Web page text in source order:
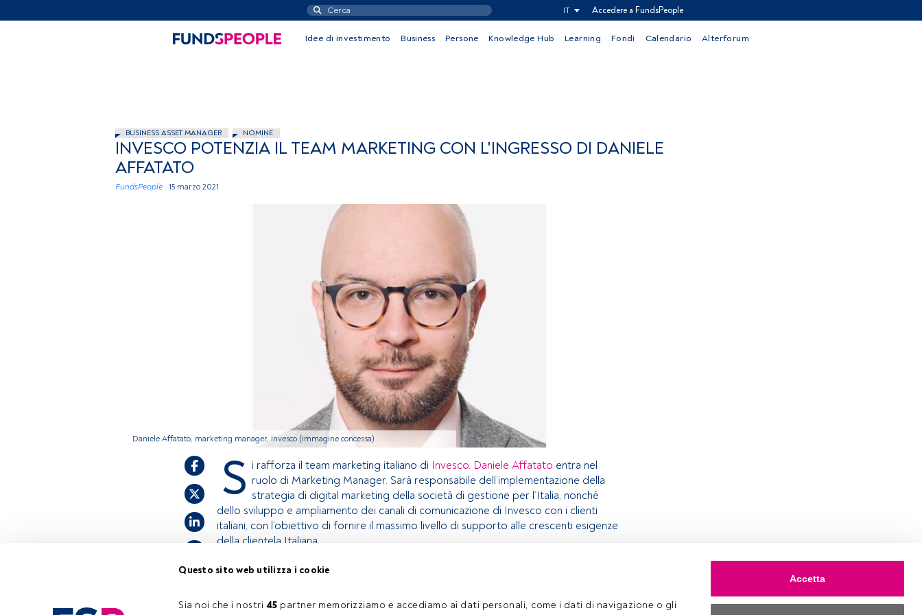
Questo sito web utilizza i cookie
Sia noi che i nostri 45 partner memorizziamo e accediamo ai dati personali, come i dati di navigazione o gli
Accetta
IT Accedere a FundsPeople
Idee di investimento Business Persone Knowledge Hub Learning Fondi Calendario Alterforum
BUSINESS ASSET MANAGER NOMINE
INVESCO POTENZIA IL TEAM MARKETING CON L'INGRESSO DI DANIELE
AFFATATO
FundsPeople . 15 marzo 2021
Daniele Affatato, marketing manager, Invesco (immagine concessa)
S i rafforza il team marketing italiano di Invesco. Daniele Affatato entra nel
ruolo di Marketing Manager. Sarà responsabile dell’implementazione della
strategia di digital marketing della società di gestione per l’Italia, nonché
dello sviluppo e ampliamento dei canali di comunicazione di Invesco con i clienti
italiani, con l’obiettivo di fornire il massimo livello di supporto alle crescenti esigenze
della clientela Italiana.
accedi tramite il pulsante Login. Se non hai ancora un account, ti invitiamo a